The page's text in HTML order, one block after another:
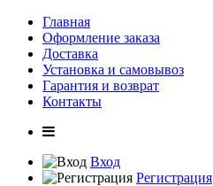
Главная
Оформление заказа
Доставка
Установка и самовывоз
Гарантия и возврат
Контакты
Вход
Регистрация